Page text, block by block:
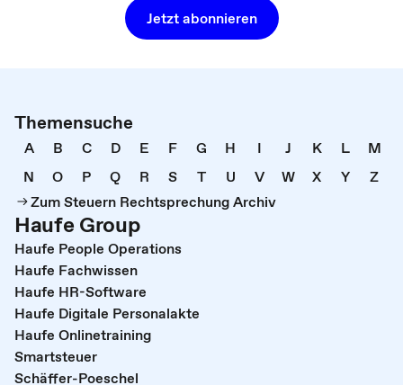
Jetzt abonnieren
Themensuche
A B C D E F G H I J K L
M
N
O P Q R S T U V W X Y
Z
Zum Steuern Rechtsprechung Archiv
Haufe Group
Haufe People Operations
Haufe Fachwissen
Haufe HR-Software
Haufe Digitale Personalakte
Haufe Onlinetraining
Smartsteuer
Schäffer-Poeschel